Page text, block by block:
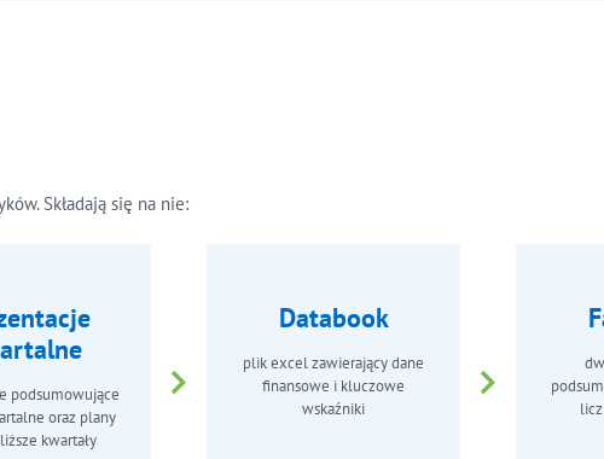
Składają się na nie:
podsumowujące
oraz plany
kwartały
Databook
plik excel zawierający dane
finansowe i kluczowe
wskaźniki